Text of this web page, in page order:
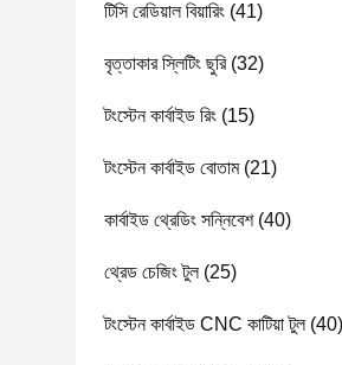
টিসি রেডিয়াল বিয়ারিং (41)
বৃত্তাকার স্লিটিং ছুরি(32)
টংস্টেন কার্বাইড রিং (15)
টংস্টেন কার্বাইড বোতাম(21)
কার্বাইড থ্রেডিং সন্নিবেশ(40)
থ্রেড চেজিং টুল(25)
টংস্টেন কার্বাইড CNC কাটিয়া টুল(40)